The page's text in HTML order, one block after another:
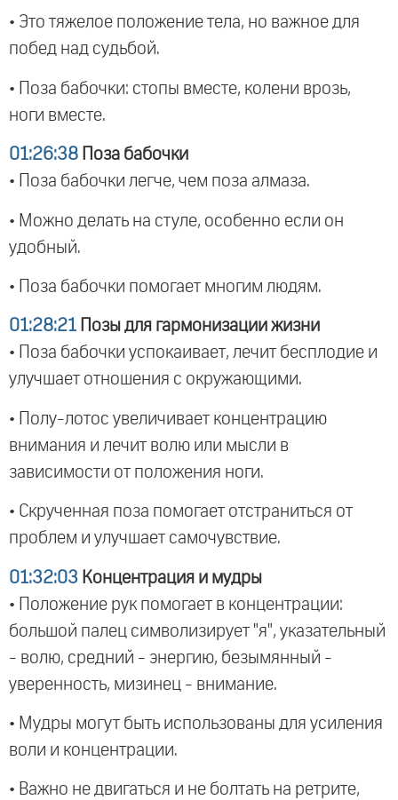
• Это тяжелое положение тела, но важное для
побед над судьбой.
• Поза бабочки: стопы вместе, колени врозь,
ноги вместе.
01:26:38 Поза бабочки
• Поза бабочки легче, чем поза алмаза.
• Можно делать на стуле, особенно если он
удобный.
• Поза бабочки помогает многим людям.
01:28:21 Позы для гармонизации жизни
• Поза бабочки успокаивает, лечит бесплодие и
улучшает отношения с окружающими.
• Полу-лотос увеличивает концентрацию
внимания и лечит волю или мысли в
зависимости от положения ноги.
• Скрученная поза помогает отстраниться от
проблем и улучшает самочувствие.
01:32:03 Концентрация и мудры
• Положение рук помогает в концентрации:
большой палец символизирует "я", указательный
- волю, средний - энергию, безымянный -
уверенность, мизинец - внимание.
• Мудры могут быть использованы для усиления
воли и концентрации.
• Важно не двигаться и не болтать на ретрите,